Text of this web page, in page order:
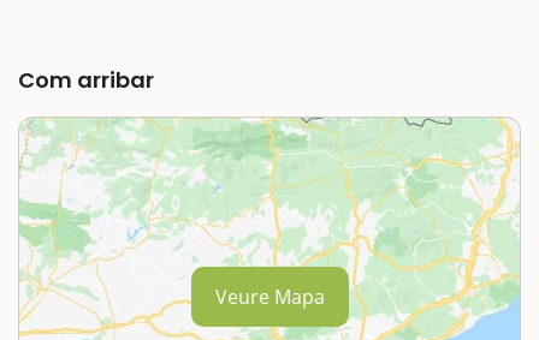
Com arribar
Veure Mapa